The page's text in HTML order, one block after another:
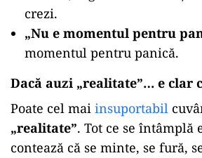
crezi.
„Nu e momentul pentru
momentul pentru panică.
Dacă auzi „realitate”… e clar
Poate cel mai insuportabil
„realitate”. Tot ce se întâmplă
contează că se minte, se fură,